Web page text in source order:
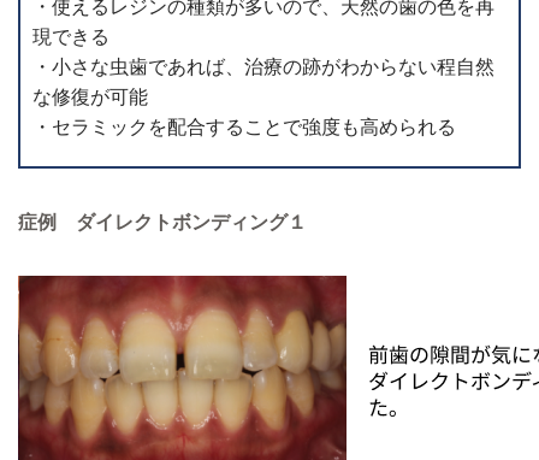
・使えるレジンの種類が多いので、天然の歯の色を再
現できる
・小さな虫歯であれば、治療の跡がわからない程自然
な修復が可能
・セラミックを配合することで強度も高められる
症例 ダイレクトボンディング１